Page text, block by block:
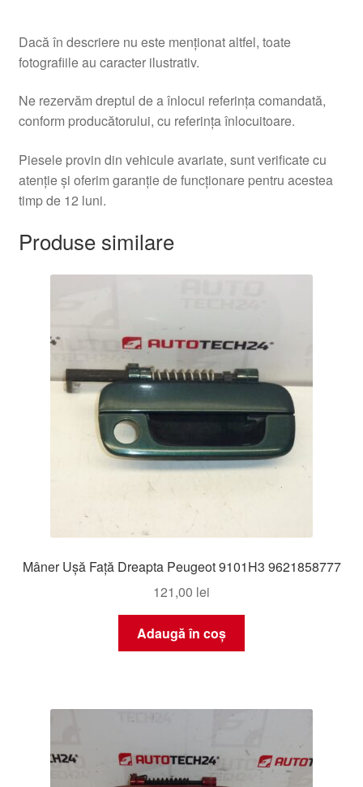
Dacă în descriere nu este menționat altfel, toate
fotografiile au caracter ilustrativ.
Ne rezervăm dreptul de a înlocui referința comandată,
conform producătorului, cu referința înlocuitoare.
Piesele provin din vehicule avariate, sunt verificate cu
atenție și oferim garanție de funcționare pentru acestea
timp de 12 luni.
Produse similare
Mâner Ușă Față Dreapta Peugeot 9101H3 9621858777
121,00 lei
Adaugă în coș